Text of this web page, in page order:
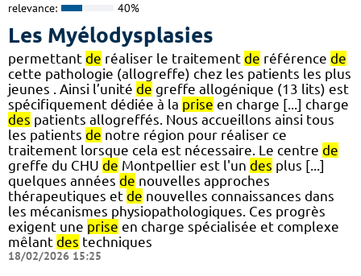
relevance: 40%
Les Myélodysplasies
permettant de réaliser le traitement de référence de
cette pathologie (allogreffe) chez les patients les plus
jeunes . Ainsi l’unité de greffe allogénique (13 lits) est
spécifiquement dédiée à la prise en charge [...] charge
des patients allogreffés. Nous accueillons ainsi tous
les patients de notre région pour réaliser ce
traitement lorsque cela est nécessaire. Le centre de
greffe du CHU de Montpellier est l'un des plus [...]
quelques années de nouvelles approches
thérapeutiques et de nouvelles connaissances dans
les mécanismes physiopathologiques. Ces progrès
exigent une prise en charge spécialisée et complexe
mêlant des techniques
18/02/2026 15:25